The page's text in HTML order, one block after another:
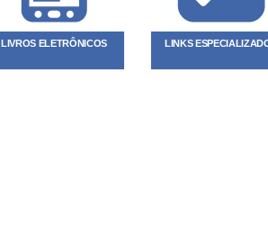
LIVROS ELETRÔNICOS LINKS